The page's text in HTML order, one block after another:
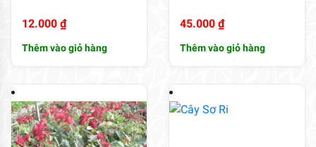
12.000 ₫
Thêm vào giỏ hàng
45.000 ₫
Thêm vào giỏ hàng